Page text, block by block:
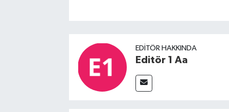
EDITÖR HAKKINDA
Editör 1 Aa